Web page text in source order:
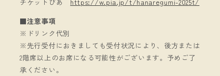
チケットぴあ https://w.pia.jp/t/hanaregumi-2025t/
■注意事項
※ドリンク代別
※先行受付におきましても受付状況により、後方または
2階席以上のお席になる可能性がございます。予めご了
承ください。